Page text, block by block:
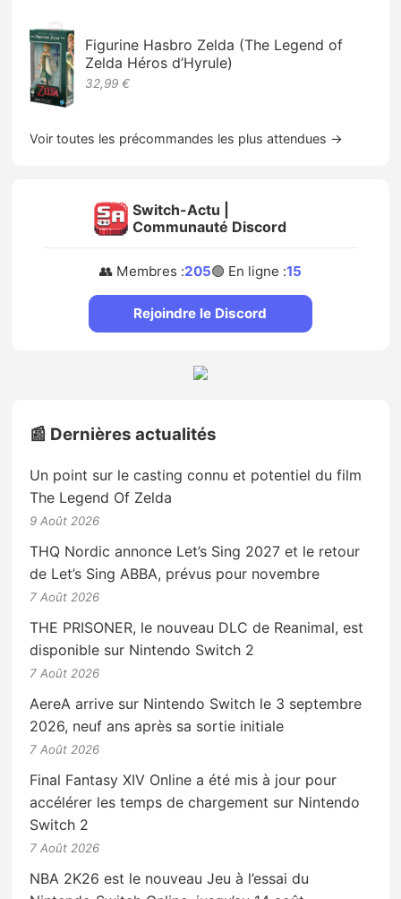
Figurine Hasbro Zelda (The Legend of
Zelda Héros d’Hyrule)
32,99 €
Voir toutes les précommandes les plus attendues →
Switch-Actu |
Communauté Discord
👥 Membres :205🟢 En ligne :15
Rejoindre le Discord
📰 Dernières actualités
Un point sur le casting connu et potentiel du film
The Legend Of Zelda
9 Août 2026
THQ Nordic annonce Let’s Sing 2027 et le retour
de Let’s Sing ABBA, prévus pour novembre
7 Août 2026
THE PRISONER, le nouveau DLC de Reanimal, est
disponible sur Nintendo Switch 2
7 Août 2026
AereA arrive sur Nintendo Switch le 3 septembre
2026, neuf ans après sa sortie initiale
7 Août 2026
Final Fantasy XIV Online a été mis à jour pour
accélérer les temps de chargement sur Nintendo
Switch 2
7 Août 2026
NBA 2K26 est le nouveau Jeu à l’essai du